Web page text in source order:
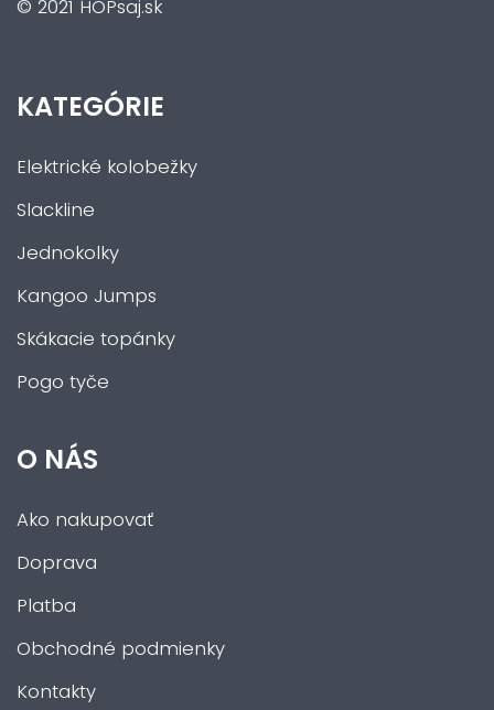
© 2021 HOPsaj.sk
KATEGÓRIE
Elektrické kolobežky
Slackline
Jednokolky
Kangoo Jumps
Skákacie topánky
Pogo tyče
O NÁS
Ako nakupovať
Doprava
Platba
Obchodné podmienky
Kontakty